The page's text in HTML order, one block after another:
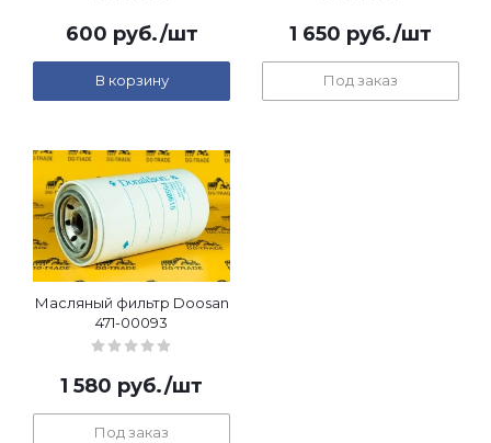
600 руб./шт
В корзину
1 650 руб./шт
Под заказ
Масляный фильтр Doosan
471-00093
1 580 руб./шт
Под заказ